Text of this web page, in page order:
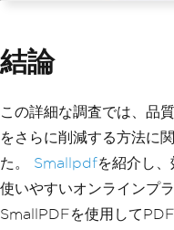
結論
この詳細な調査では、品
をさらに削減する方法に
た。 Smallpdfを紹介し
使いやすいオンラインプ
SmallPDFを使用して